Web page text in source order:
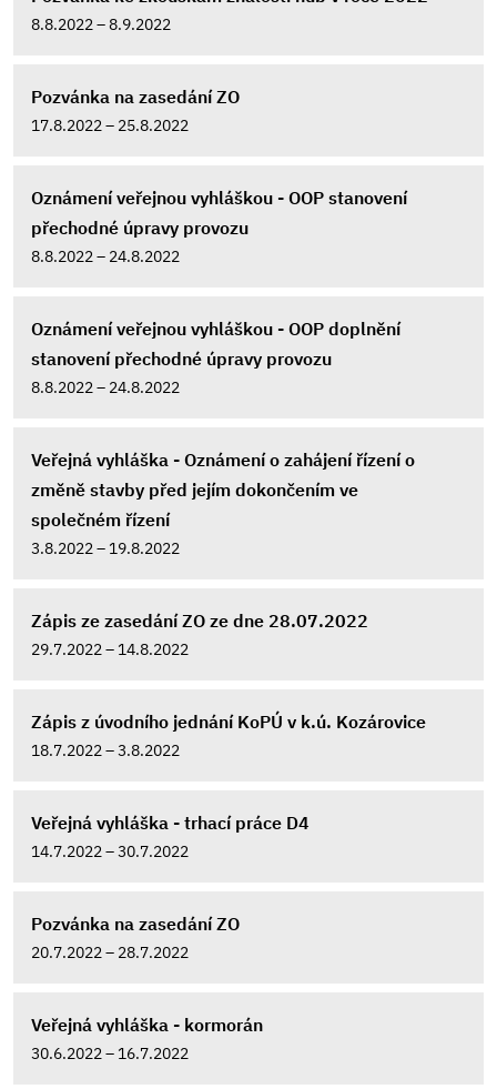
8.8.2022 – 8.9.2022
Pozvánka na zasedání ZO
17.8.2022 – 25.8.2022
Oznámení veřejnou vyhláškou - OOP stanovení
přechodné úpravy provozu
8.8.2022 – 24.8.2022
Oznámení veřejnou vyhláškou - OOP doplnění
stanovení přechodné úpravy provozu
8.8.2022 – 24.8.2022
Veřejná vyhláška - Oznámení o zahájení řízení o
změně stavby před jejím dokončením ve
společném řízení
3.8.2022 – 19.8.2022
Zápis ze zasedání ZO ze dne 28.07.2022
29.7.2022 – 14.8.2022
Zápis z úvodního jednání KoPÚ v k.ú. Kozárovice
18.7.2022 – 3.8.2022
Veřejná vyhláška - trhací práce D4
14.7.2022 – 30.7.2022
Pozvánka na zasedání ZO
20.7.2022 – 28.7.2022
Veřejná vyhláška - kormorán
30.6.2022 – 16.7.2022